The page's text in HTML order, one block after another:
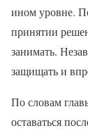
ином уровне.
принятии
занимать.
защищать и
По словам
оставаться